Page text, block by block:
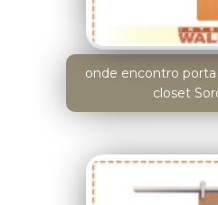
onde encontro porta
closet